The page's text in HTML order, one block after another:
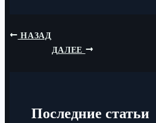
НАЗАД
ДАЛЕЕ
Последние статьи